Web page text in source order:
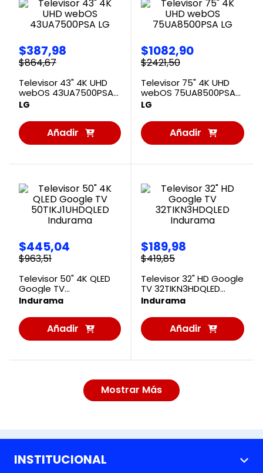
$387,98
$864,67
Televisor 43" 4K UHD
webOS 43UA7500PSA
LG
LG
Añadir
al
$1082,90
$2421,50
Televisor 75" 4K UHD
webOS 75UA8500PSA
LG
LG
Añadir
al
$445,04
$963,51
Televisor 50" 4K QLED
Google TV
50TIKJ1UHDQLED
Indurama
Añadir
al
$189,98
$419,85
Televisor 32" HD Google
TV 32TIKN3HDQLED
Indurama
Indurama
Añadir
al
Mostrar Más
INSTITUCIONAL +